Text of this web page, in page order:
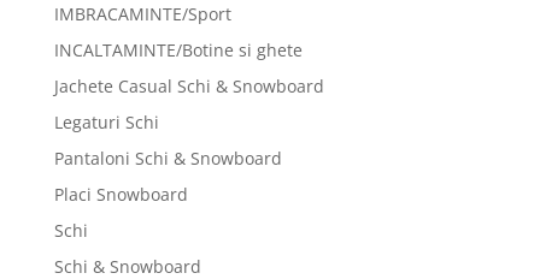
IMBRACAMINTE/Sport
INCALTAMINTE/Botine si ghete
Jachete Casual Schi & Snowboard
Legaturi Schi
Pantaloni Schi & Snowboard
Placi Snowboard
Schi
Schi & Snowboard